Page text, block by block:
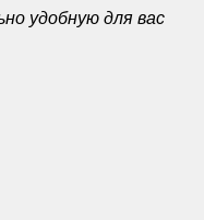
удобную для вас